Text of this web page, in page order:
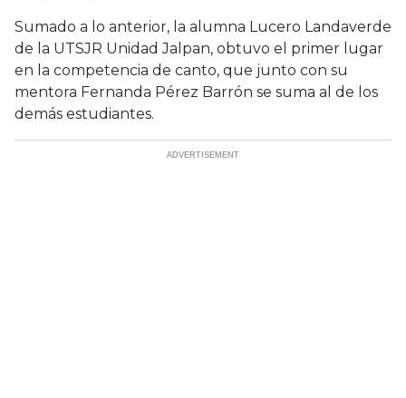
Sumado a lo anterior, la alumna Lucero Landaverde
de la UTSJR Unidad Jalpan, obtuvo el primer lugar
en la competencia de canto, que junto con su
mentora Fernanda Pérez Barrón se suma al de los
demás estudiantes.